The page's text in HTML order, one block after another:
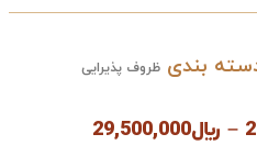
بندی ظروف پذیرایی
– ﷼29,500,000